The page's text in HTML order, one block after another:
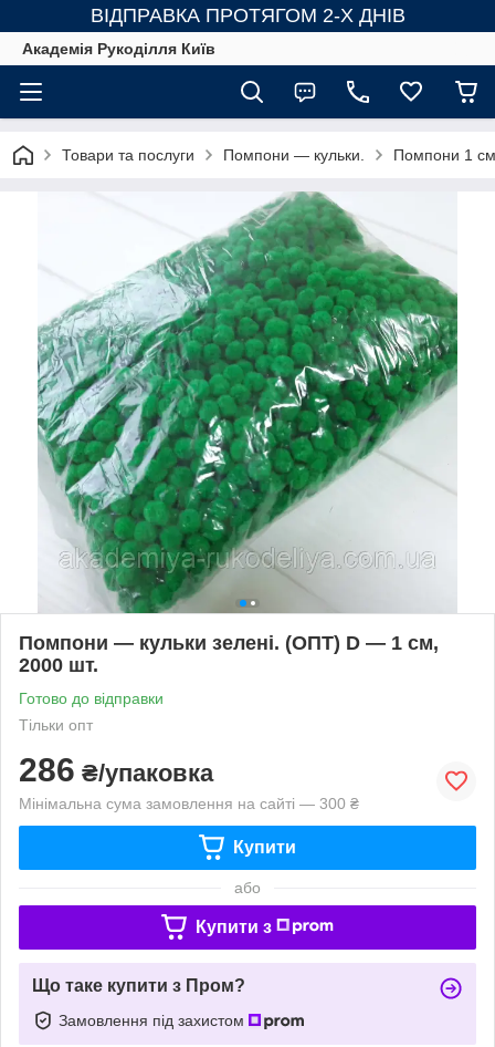
ВІДПРАВКА ПРОТЯГОМ 2-Х ДНІВ
Академія Рукоділля Київ
Товари та послуги Помпони — кульки. Помпони 1
Помпони — кульки зелені. (ОПТ) D — 1 см,
2000 шт.
Готово до відправки
Тільки опт
286 ₴/упаковка
Мінімальна сума замовлення на сайті — 300 ₴
Купити
або
Купити з
Що таке купити з Пром?
Замовлення під захистом